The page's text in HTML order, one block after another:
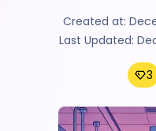
Created at:
Last Updated:
3